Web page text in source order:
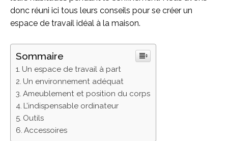
donc réuni ici tous leurs conseils pour se créer un
espace de travail idéal à la maison.
Sommaire
Un espace de travail à part
Un environnement adéquat
Ameublement et position du corps
L’indispensable ordinateur
Outils
Accessoires